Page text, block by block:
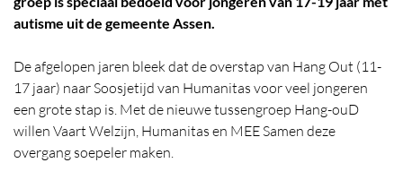
autisme uit de gemeente Assen.
De afgelopen jaren bleek dat de overstap van Hang Out (11-
17 jaar) naar Soosjetijd van Humanitas voor veel jongeren
een grote stap is. Met de nieuwe tussengroep Hang-ouD
willen Vaart Welzijn, Humanitas en MEE Samen deze
overgang soepeler maken.